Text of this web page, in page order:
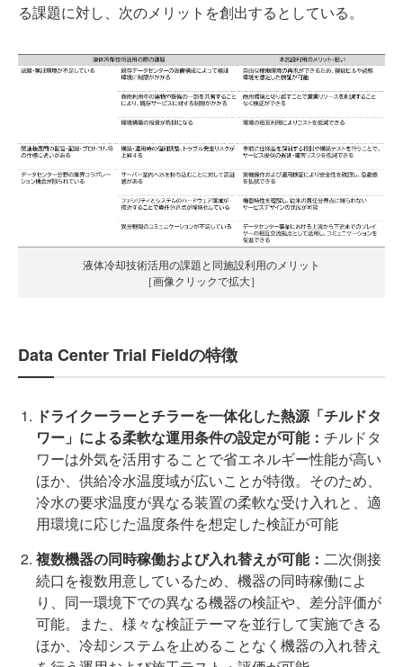
る課題に対し、次のメリットを創出するとしている。
液体冷却技術活用の課題と同施設利用のメリット
［画像クリックで拡大］
Data Center Trial Fieldの特徴
ドライクーラーとチラーを一体化した熱源「チルドタ
ワー」による柔軟な運用条件の設定が可能： チルドタ
ワーは外気を活用することで省エネルギー性能が高い
ほか、供給冷水温度域が広いことが特徴。そのため、
冷水の要求温度が異なる装置の柔軟な受け入れと、適
用環境に応じた温度条件を想定した検証が可能
複数機器の同時稼働および入れ替えが可能： 二次側接
続口を複数用意しているため、機器の同時稼働によ
り、同一環境下での異なる機器の検証や、差分評価が
可能。また、様々な検証テーマを並行して実施できる
ほか、冷却システムを止めることなく機器の入れ替え